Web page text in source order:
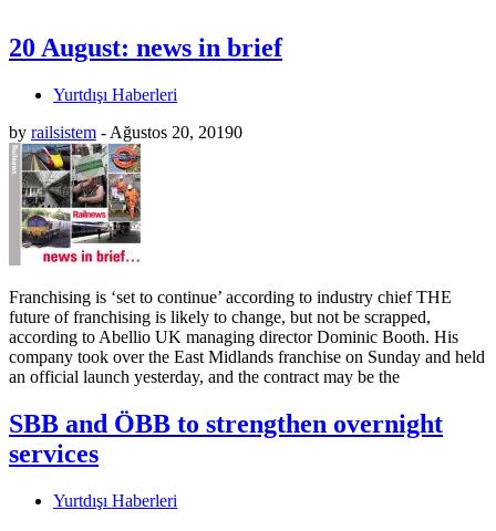
20 August: news in brief
Yurtdışı Haberleri
by railsistem - Ağustos 20, 20190
Franchising is ‘set to continue’ according to industry chief THE
future of franchising is likely to change, but not be scrapped,
according to Abellio UK managing director Dominic Booth. His
company took over the East Midlands franchise on Sunday and held
an official launch yesterday, and the contract may be the
SBB and ÖBB to strengthen overnight
services
Yurtdışı Haberleri